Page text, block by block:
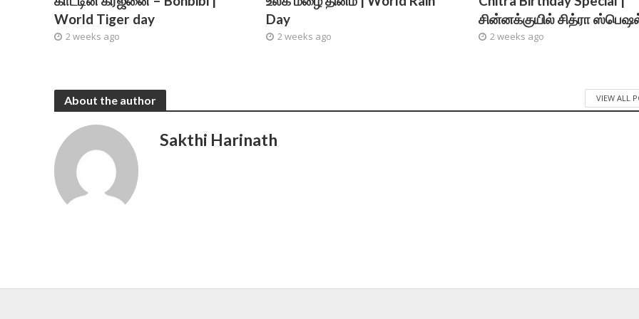
World Tiger day
2 weeks ago
Day
2 weeks ago
சின்னக்குயில் சித்ரா
2 weeks ago
About the author VIEW ALL
Sakthi Harinath